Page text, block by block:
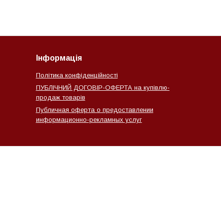
Інформація
Політика конфіденційності
ПУБЛІЧНИЙ ДОГОВІР-ОФЕРТА на купівлю-
продаж товарів
Публичная оферта о предоставлении
информационно-рекламных услуг